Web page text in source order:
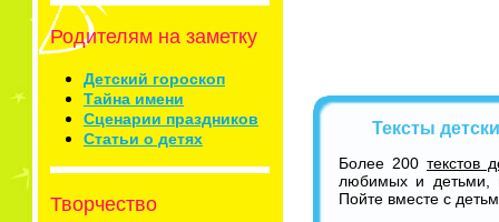
Родителям на заметку
Детский гороскоп
Тайна имени
Сценарии праздников
Статьи о детях
Творчество
Тексты
Более 200 текстов
любимых и детьми,
Пойте вместе с